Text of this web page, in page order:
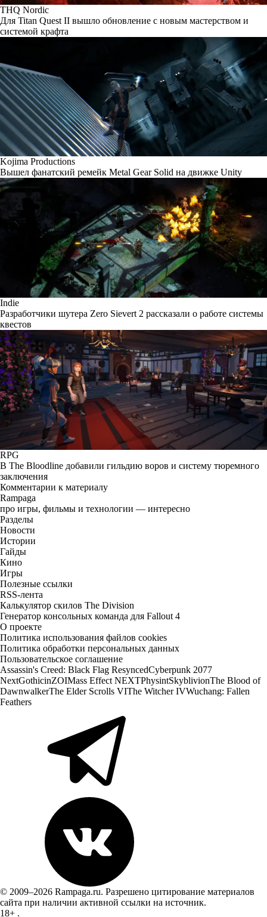
THQ Nordic
Для Titan Quest II вышло обновление с новым мастерством и
системой крафта
Kojima Productions
Вышел фанатский ремейк Metal Gear Solid на движке Unity
Indie
Разработчики шутера Zero Sievert 2 рассказали о работе системы
квестов
RPG
В The Bloodline добавили гильдию воров и систему тюремного
заключения
Комментарии к материалу
Rampaga
про игры, фильмы и технологии — интересно
Разделы
Новости
Истории
Гайды
Кино
Игры
Полезные ссылки
RSS-лента
Калькулятор скилов The Division
Генератор консольных команда для Fallout 4
О проекте
Политика использования файлов cookies
Политика обработки персональных данных
Пользовательское соглашение
Assassin's Creed: Black Flag ResyncedCyberpunk 2077
NextGothicinZOIMass Effect NEXTPhysintSkyblivionThe Blood of
DawnwalkerThe Elder Scrolls VIThe Witcher IVWuchang: Fallen
Feathers
© 2009–2026 Rampaga.ru. Разрешено цитирование материалов
сайта при наличии активной ссылки на источник.
18+ .